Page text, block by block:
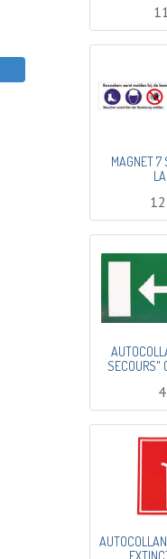
MAGNET 7
SECOURS"